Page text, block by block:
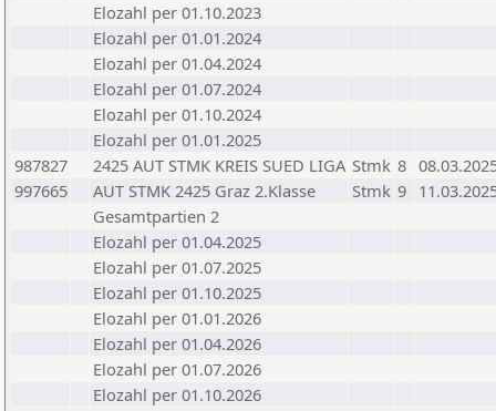
Elozahl per 01.10.2023
Elozahl per 01.01.2024
Elozahl per 01.04.2024
Elozahl per 01.07.2024
Elozahl per 01.10.2024
Elozahl per 01.01.2025
987827
2425 AUT STMK KREIS SUED LIGA Stmk 8
997665
AUT STMK 2425 Graz 2.Klasse Stmk 9
Gesamtpartien 2
Elozahl per 01.04.2025
Elozahl per 01.07.2025
Elozahl per 01.10.2025
Elozahl per 01.01.2026
Elozahl per 01.04.2026
Elozahl per 01.07.2026
Elozahl per 01.10.2026